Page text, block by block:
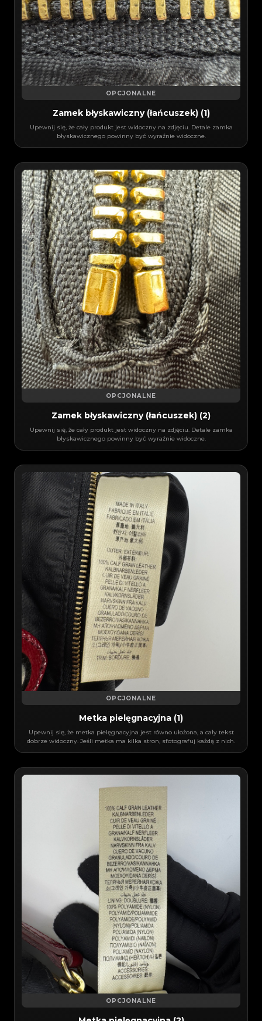
OPCJONALNE
Zamek błyskawiczny (łańcuszek) (1)
Upewnij się, że cały produkt jest widoczny na zdjęciu. Detale zamka
błyskawicznego powinny być wyraźnie widoczne.
OPCJONALNE
Zamek błyskawiczny (łańcuszek) (2)
Upewnij się, że cały produkt jest widoczny na zdjęciu. Detale zamka
błyskawicznego powinny być wyraźnie widoczne.
OPCJONALNE
Metka pielęgnacyjna (1)
Upewnij się, że metka pielęgnacyjna jest równo ułożona, a cały tekst
dobrze widoczny. Jeśli metka ma kilka stron, sfotografuj każdą z nich.
OPCJONALNE